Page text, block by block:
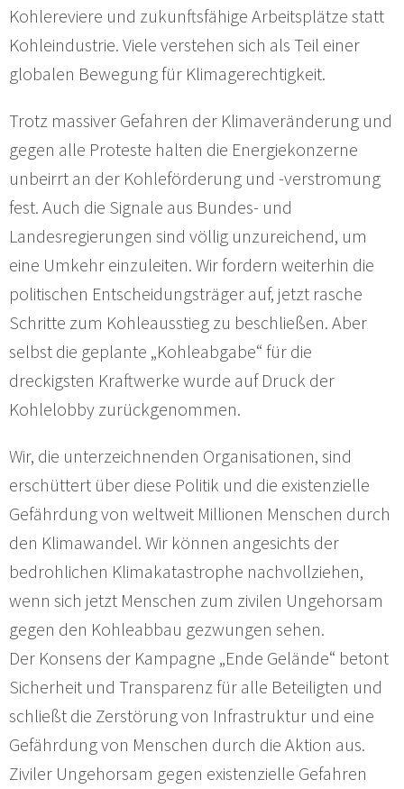
Kohlereviere und zukunftsfähige Arbeitsplätze statt
Kohleindustrie. Viele verstehen sich als Teil einer
globalen Bewegung für Klimagerechtigkeit.
Trotz massiver Gefahren der Klimaveränderung und
gegen alle Proteste halten die Energiekonzerne
unbeirrt an der Kohleförderung und -verstromung
fest. Auch die Signale aus Bundes- und
Landesregierungen sind völlig unzureichend, um
eine Umkehr einzuleiten. Wir fordern weiterhin die
politischen Entscheidungsträger auf, jetzt rasche
Schritte zum Kohleausstieg zu beschließen. Aber
selbst die geplante „Kohleabgabe“ für die
dreckigsten Kraftwerke wurde auf Druck der
Kohlelobby zurückgenommen.
Wir, die unterzeichnenden Organisationen, sind
erschüttert über diese Politik und die existenzielle
Gefährdung von weltweit Millionen Menschen durch
den Klimawandel. Wir können angesichts der
bedrohlichen Klimakatastrophe nachvollziehen,
wenn sich jetzt Menschen zum zivilen Ungehorsam
gegen den Kohleabbau gezwungen sehen.
Der Konsens der Kampagne „Ende Gelände“ betont
Sicherheit und Transparenz für alle Beteiligten und
schließt die Zerstörung von Infrastruktur und eine
Gefährdung von Menschen durch die Aktion aus.
Ziviler Ungehorsam gegen existenzielle Gefahren